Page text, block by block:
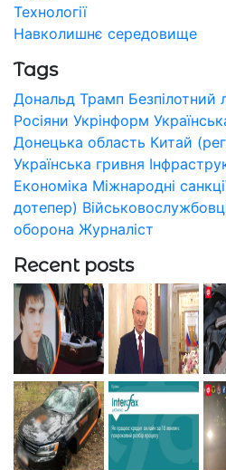
Технології
Навколишнє середовище
Tags
Дональд Трамп Безпілотний
Росіяни Укрінформ
Донецька область Китай
Українська гривня
Економіка Міжнародні
дотепер)
оборона Журналіст
Recent posts